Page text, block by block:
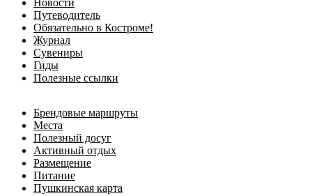
Новости
Путеводитель
Обязательно в Костроме!
Журнал
Сувениры
Гиды
Полезные ссылки
Брендовые маршруты
Места
Полезный досуг
Активный отдых
Размещение
Питание
Пушкинская карта